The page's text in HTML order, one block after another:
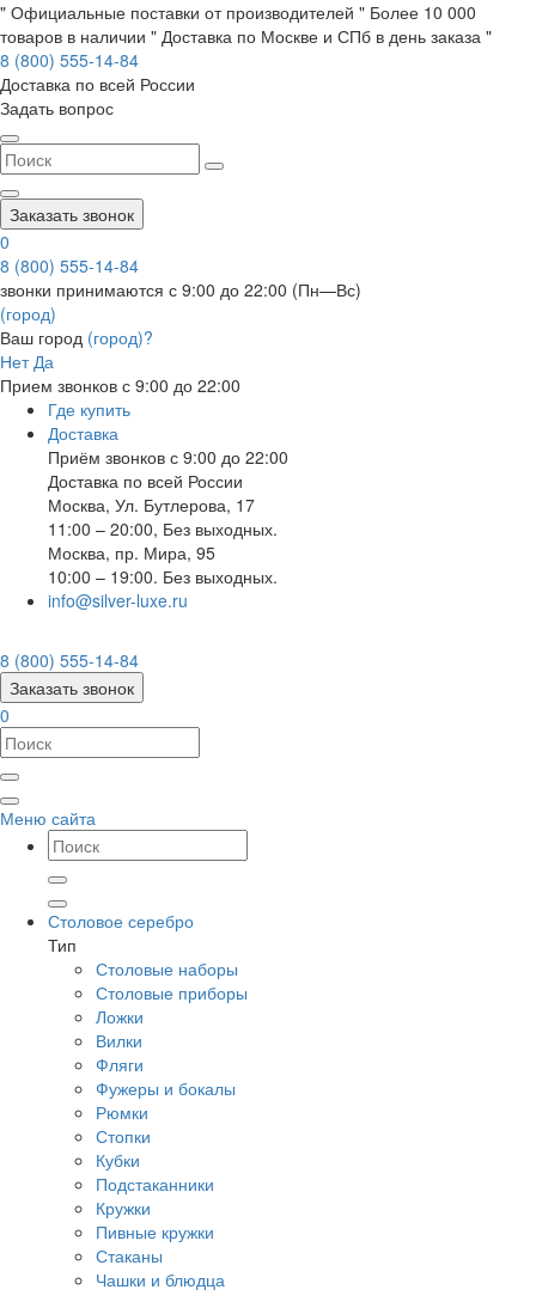
" Официальные поставки от производителей " Более 10 000
товаров в наличии " Доставка по Москве и СПб в день заказа "
8 (800) 555-14-84
Доставка по всей России
Задать вопрос
Заказать звонок
0
8 (800) 555-14-84
звонки принимаются с 9:00 до 22:00 (Пн—Вс)
(город)
Ваш город (город)?
Нет Да
Прием звонков с 9:00 до 22:00
Где купить
Доставка
Приём звонков с 9:00 до 22:00
Доставка по всей России
Москва, Ул. Бутлерова, 17
11:00 – 20:00, Без выходных.
Москва, пр. Мира, 95
10:00 – 19:00. Без выходных.
info@silver-luxe.ru
8 (800) 555-14-84
Заказать звонок
0
Меню сайта
Столовое серебро
Тип
Столовые наборы
Столовые приборы
Ложки
Вилки
Фляги
Фужеры и бокалы
Рюмки
Стопки
Кубки
Подстаканники
Кружки
Пивные кружки
Стаканы
Чашки и блюдца